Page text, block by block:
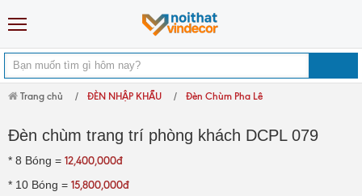
Trang chủ ĐÈN NHẬP KHẨU Đèn Chùm Pha Lê
Đèn chùm trang trí phòng khách DCPL 079
* 8 Bóng = 12,400,000đ
* 10 Bóng = 15,800,000đ